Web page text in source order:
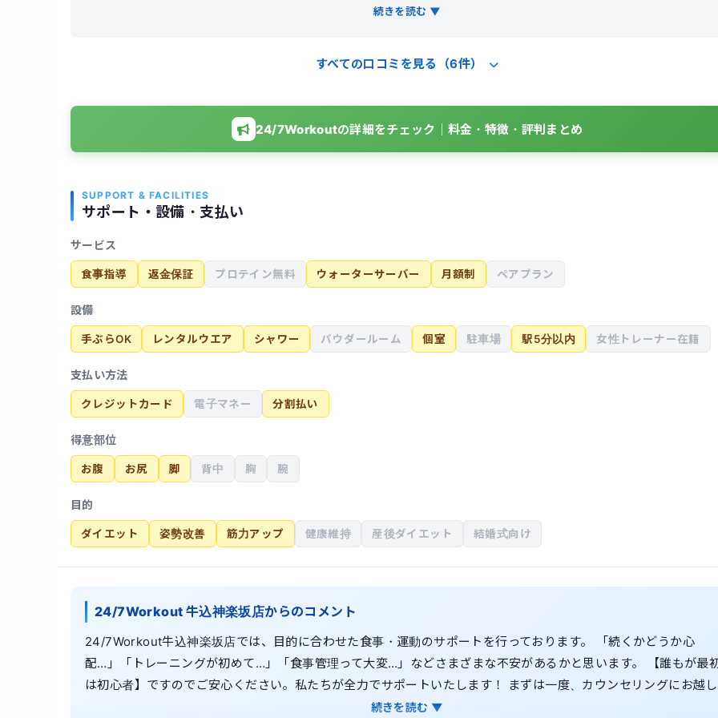
想の体型に近付く事が出来ました。マンツーマンで指導して頂ける上、完全個室なので集中してトレーニングに取
続きを読む ▼
すべての口コミを見る（6件）
24/7Workoutの詳細をチェック｜料金・特徴・評判まとめ
SUPPORT & FACILITIES
サポート・設備・支払い
サービス
食事指導 返金保証 プロテイン無料 ウォーターサーバー 月額制 ペアプラン
設備
手ぶらOK レンタルウエア シャワー パウダールーム 個室 駐車場 駅5分以内 女性トレーナー在籍
支払い方法
クレジットカード 電子マネー 分割払い
得意部位
お腹 お尻 脚 背中 胸 腕
目的
ダイエット 姿勢改善 筋力アップ 健康維持 産後ダイエット 結婚式向け
24/7Workout 牛込神楽坂店からのコメント
24/7Workout牛込神楽坂店では、目的に合わせた食事・運動のサポートを行っております。 「続くかどうか心
配…」「トレーニングが初めて…」「食事管理って大変…」などさまざまな不安があるかと思います。 【誰もが最
は初心者】ですのでご安心ください。私たちが全力でサポートいたします！ まずは一度、カウンセリングにお越し
続きを読む ▼